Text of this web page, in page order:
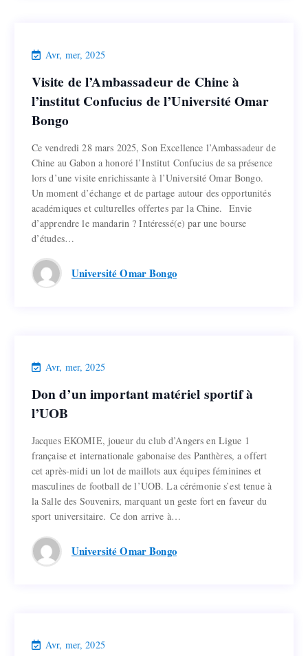
Avr, mer, 2025
Visite de l’Ambassadeur de Chine à
l’institut Confucius de l’Université Omar
Bongo
Ce vendredi 28 mars 2025, Son Excellence l’Ambassadeur de
Chine au Gabon a honoré l’Institut Confucius de sa présence
lors d’une visite enrichissante à l’Université Omar Bongo.
Un moment d’échange et de partage autour des opportunités
académiques et culturelles offertes par la Chine. Envie
d’apprendre le mandarin ? Intéressé(e) par une bourse
d’études…
Université Omar Bongo
Visite de l’Ambassadeur de Chine à
l’institut Confucius de l’Université Omar
Ce vendredi 28 mars 2025, Son Excellence l’Ambassadeur de
Chine au Gabon a honoré l’Institut Confucius de sa présence
lors d’une visite enrichissante à l’Université Omar Bongo.
Un moment d’échange et de partage autour des opportunités
académiques et culturelles offertes par la Chine. Envie
d’apprendre le mandarin ? Intéressé(e) par une bourse
Avr, mer, 2025
Don d’un important matériel sportif à
l’UOB
Jacques EKOMIE, joueur du club d’Angers en Ligue 1
française et internationale gabonaise des Panthères, a offert
cet après-midi un lot de maillots aux équipes féminines et
masculines de football de l’UOB. La cérémonie s’est tenue à
la Salle des Souvenirs, marquant un geste fort en faveur du
sport universitaire. Ce don arrive à…
Université Omar Bongo
Don d’un important matériel sportif à
Jacques EKOMIE, joueur du club d’Angers en Ligue 1
française et internationale gabonaise des Panthères, a offert
cet après-midi un lot de maillots aux équipes féminines et
masculines de football de l’UOB. La cérémonie s’est tenue à
la Salle des Souvenirs, marquant un geste fort en faveur du
sport universitaire. Ce don arrive à…
Avr, mer, 2025